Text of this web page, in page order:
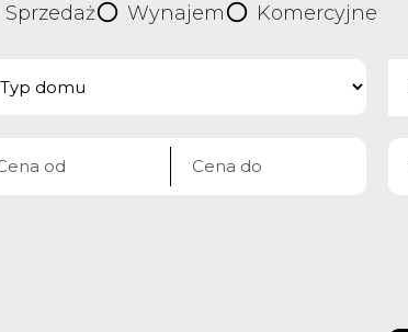
Sprzedaż Wynajem Komercyjne